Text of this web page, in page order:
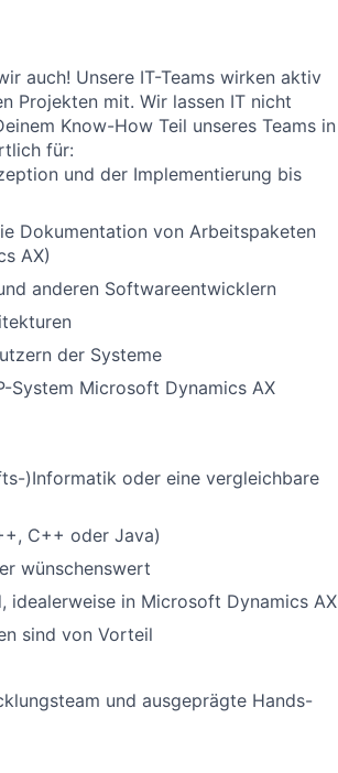
auch! Unsere IT-Teams wirken aktiv
Projekten mit. Wir lassen IT nicht
Know-How Teil unseres Teams in
für:
und der Implementierung bis
Dokumentation von Arbeitspaketen
AX)
anderen Softwareentwicklern
der Systeme
System Microsoft Dynamics AX
)Informatik oder eine vergleichbare
C++ oder Java)
wünschenswert
idealerweise in Microsoft Dynamics AX
sind von Vorteil
und ausgeprägte Hands-